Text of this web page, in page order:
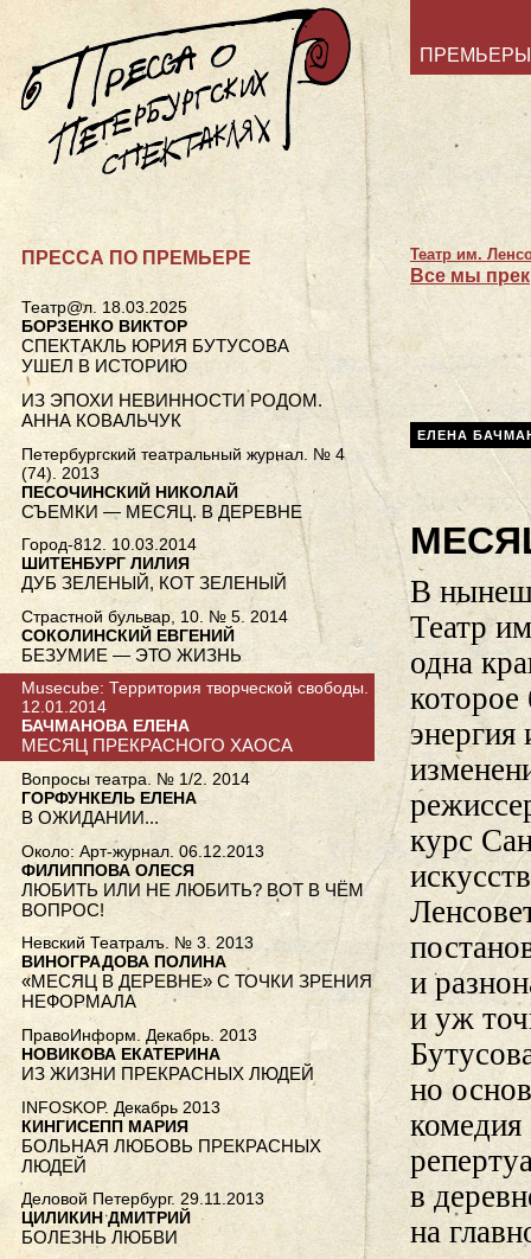
ПРЕМЬЕРЫ
Театр им.
Все мы
ЕЛЕНА
В
Театр
одна
которое
курс
и
и уж
но
в
на
ПРЕССА ПО ПРЕМЬЕРЕ
Театр@л. 18.03.2025
БОРЗЕНКО ВИКТОР
СПЕКТАКЛЬ ЮРИЯ БУТУСОВА
УШЕЛ В ИСТОРИЮ
ИЗ ЭПОХИ НЕВИННОСТИ РОДОМ.
АННА КОВАЛЬЧУК
Петербургский театральный журнал. № 4
(74). 2013
ПЕСОЧИНСКИЙ НИКОЛАЙ
СЪЕМКИ — МЕСЯЦ. В ДЕРЕВНЕ
Город-812. 10.03.2014
ШИТЕНБУРГ ЛИЛИЯ
ДУБ ЗЕЛЕНЫЙ, КОТ ЗЕЛЕНЫЙ
Страстной бульвар, 10. № 5. 2014
СОКОЛИНСКИЙ ЕВГЕНИЙ
БЕЗУМИЕ — ЭТО ЖИЗНЬ
Musecube: Территория творческой свободы.
12.01.2014
БАЧМАНОВА ЕЛЕНА
МЕСЯЦ ПРЕКРАСНОГО ХАОСА
Вопросы театра. № 1/2. 2014
ГОРФУНКЕЛЬ ЕЛЕНА
В ОЖИДАНИИ...
Около: Арт-журнал. 06.12.2013
ФИЛИППОВА ОЛЕСЯ
ЛЮБИТЬ ИЛИ НЕ ЛЮБИТЬ? ВОТ В ЧЁМ
ВОПРОС!
Невский Театралъ. № 3. 2013
ВИНОГРАДОВА ПОЛИНА
«МЕСЯЦ В ДЕРЕВНЕ» С ТОЧКИ ЗРЕНИЯ
НЕФОРМАЛА
ПравоИнформ. Декабрь. 2013
НОВИКОВА ЕКАТЕРИНА
ИЗ ЖИЗНИ ПРЕКРАСНЫХ ЛЮДЕЙ
INFOSKOP. Декабрь 2013
КИНГИСЕПП МАРИЯ
БОЛЬНАЯ ЛЮБОВЬ ПРЕКРАСНЫХ
ЛЮДЕЙ
Деловой Петербург. 29.11.2013
ЦИЛИКИН ДМИТРИЙ
БОЛЕЗНЬ ЛЮБВИ